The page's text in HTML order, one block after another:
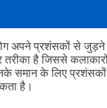
अपने प्रशंसकों से
है जिससे कलाकारों,
समान के लिए
है।